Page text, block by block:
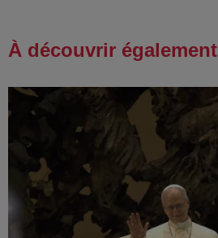
À découvrir également